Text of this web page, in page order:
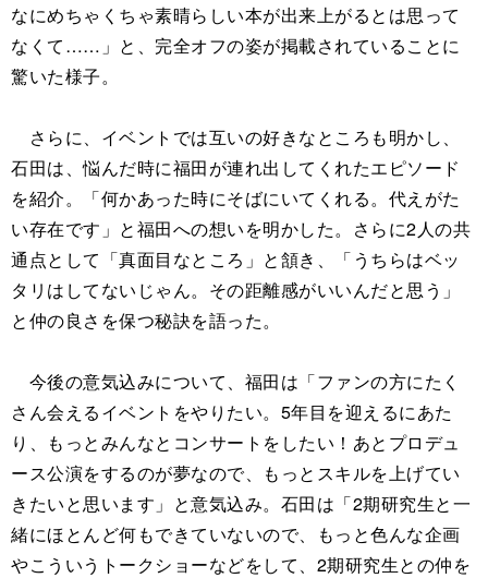
なにめちゃくちゃ素晴らしい本が出来上がるとは思って
なくて……」と、完全オフの姿が掲載されていることに
驚いた様子。
さらに、イベントでは互いの好きなところも明かし、
石田は、悩んだ時に福田が連れ出してくれたエピソード
を紹介。「何かあった時にそばにいてくれる。代えがた
い存在です」と福田への想いを明かした。さらに2人の共
通点として「真面目なところ」と頷き、「うちらはベッ
タリはしてないじゃん。その距離感がいいんだと思う」
と仲の良さを保つ秘訣を語った。
今後の意気込みについて、福田は「ファンの方にたく
さん会えるイベントをやりたい。5年目を迎えるにあた
り、もっとみんなとコンサートをしたい！あとプロデュ
ース公演をするのが夢なので、もっとスキルを上げてい
きたいと思います」と意気込み。石田は「2期研究生と一
緒にほとんど何もできていないので、もっと色んな企画
やこういうトークショーなどをして、2期研究生との仲を